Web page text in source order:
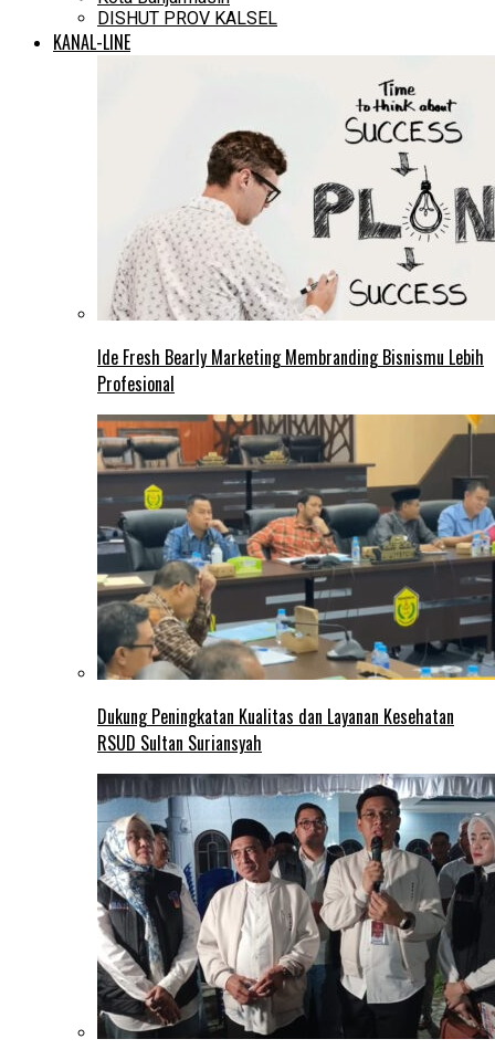
DISHUT PROV KALSEL
KANAL-LINE
Ide Fresh Bearly Marketing Membranding Bisnismu Lebih
Profesional
Dukung Peningkatan Kualitas dan Layanan Kesehatan
RSUD Sultan Suriansyah